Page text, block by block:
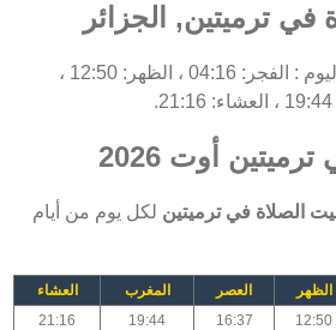
ترميتين, الجزائر
لهذا اليوم : الفجر: 04:16 ، الظهر: 12:50 ،
أوت 2026
الصلاة في ترميتين لكل يوم من أيام
الظهر العصر المغرب
العشاء
12:50
16:37
19:44
21:16